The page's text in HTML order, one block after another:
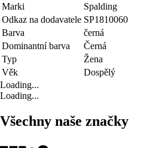
Marki
Spalding
Odkaz na dodavatele SP1810060
Barva
černá
Dominantní barva
Černá
Typ
Žena
Věk
Dospělý
Loading...
Loading...
Všechny naše značky